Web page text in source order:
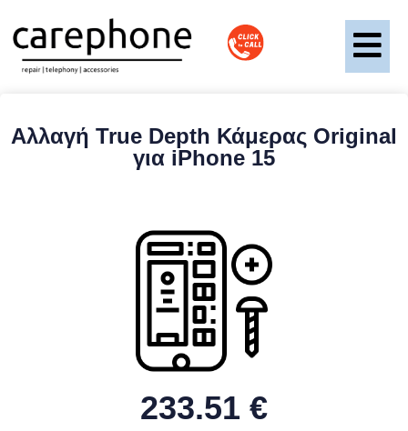
Αλλαγή True Depth Κάμερας Original
για iPhone 15
233.51 €